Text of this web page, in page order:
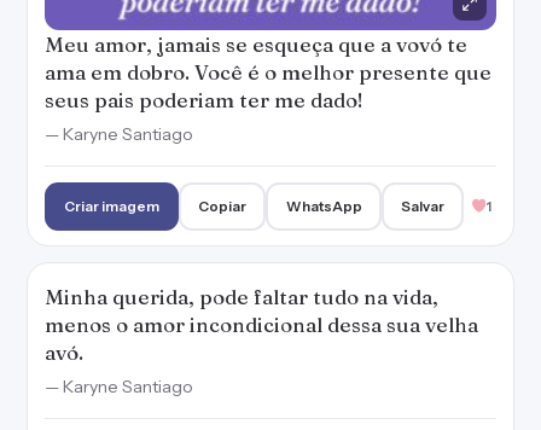
Meu amor, jamais se esqueça que a vovó te
ama em dobro. Você é o melhor presente que
seus pais poderiam ter me dado!
— Karyne Santiago
Criar imagem Copiar WhatsApp Salvar 1
Minha querida, pode faltar tudo na vida,
menos o amor incondicional dessa sua velha
avó.
— Karyne Santiago